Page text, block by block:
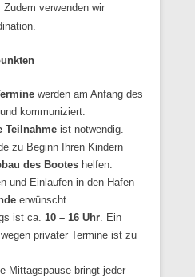
verwenden wir
werden am Anfang des
kommuniziert.
Teilnahme ist notwendig.
zu Beginn Ihren Kindern
des Bootes helfen.
und Einlaufen in den Hafen
erwünscht.
ist ca. 10 – 16 Uhr . Ein
privater Termine ist zu
Mittagspause bringt jeder